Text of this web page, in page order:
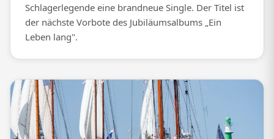
Schlagerlegende eine brandneue Single. Der Titel ist
der nächste Vorbote des Jubiläumsalbums „Ein
Leben lang".